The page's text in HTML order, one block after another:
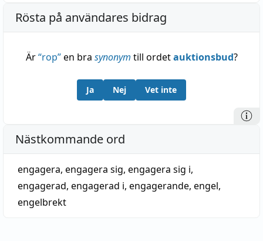
Rösta på användares bidrag
Är“rop”en bra synonym till ordetauktionsbud?
Ja Nej Vet inte
Nästkommande ord
engagera, engagera sig, engagera sig i,
engagerad, engagerad i, engagerande, engel,
engelbrekt